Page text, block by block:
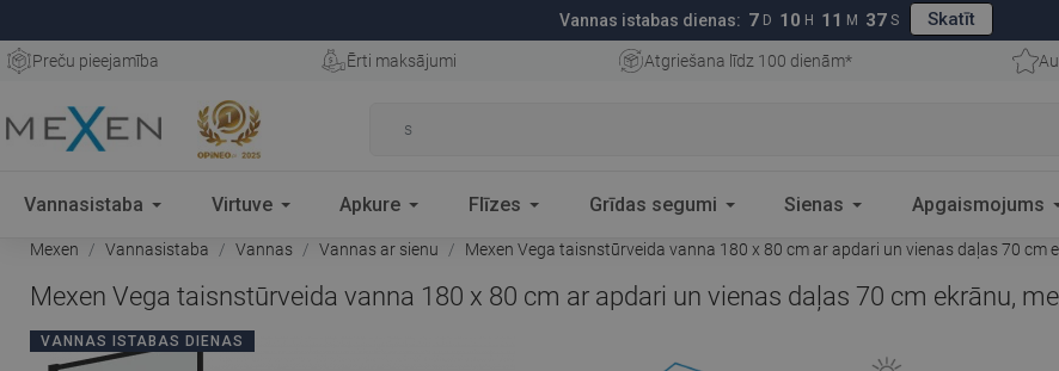
Vannas istabas dienas: 7 D 10 H 11 M 36 S Skatīt
Preču pieejamība Ērti maksājumi Atgriešana līdz 100 dienām*
Vannasistaba Virtuve Apkure Flīzes Grīdas segumi Sienas Apgaismojums
Mexen Vannasistaba Vannas Vannas ar sienu Mexen Vega taisnstūrveida vanna 180 x 80 cm ar apdari un vienas daļas 70 cm
Mexen Vega taisnstūrveida vanna 180 x 80 cm ar apdari un vienas daļas 70 cm ekrānu,
VANNAS ISTABAS DIENAS